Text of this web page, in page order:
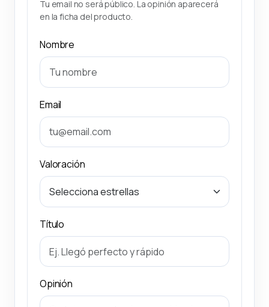
Tu email no será público. La opinión aparecerá
en la ficha del producto.
Nombre
Email
Valoración
Título
Opinión